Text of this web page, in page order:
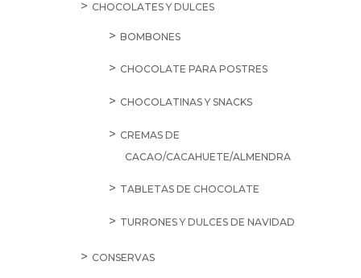
CHOCOLATES Y DULCES
BOMBONES
CHOCOLATE PARA POSTRES
CHOCOLATINAS Y SNACKS
CREMAS DE
CACAO/CACAHUETE/ALMENDRA
TABLETAS DE CHOCOLATE
TURRONES Y DULCES DE NAVIDAD
CONSERVAS